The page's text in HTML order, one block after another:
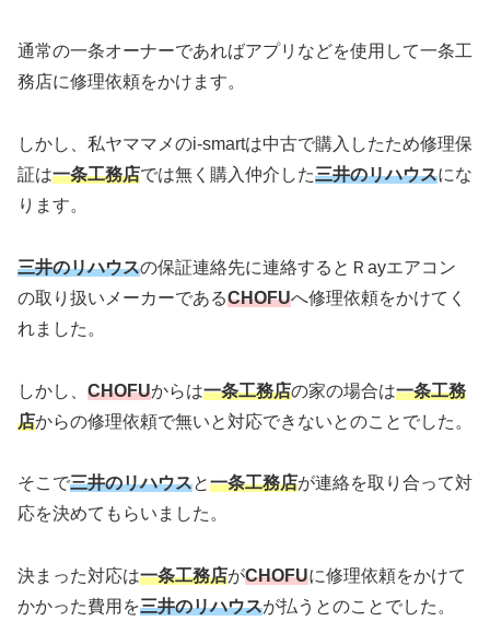
通常の一条オーナーであればアプリなどを使用して一条工
務店に修理依頼をかけます。
しかし、私ヤママメのi-smartは中古で購入したため修理保
証は一条工務店では無く購入仲介した三井のリハウスにな
ります。
三井のリハウスの保証連絡先に連絡するとＲayエアコン
の取り扱いメーカーであるCHOFUへ修理依頼をかけてく
れました。
しかし、 CHOFUからは一条工務店の家の場合は一条工務
店からの修理依頼で無いと対応できないとのことでした。
そこで三井のリハウスと一条工務店が連絡を取り合って対
応を決めてもらいました。
決まった対応は一条工務店がCHOFUに修理依頼をかけて
かかった費用を三井のリハウスが払うとのことでした。